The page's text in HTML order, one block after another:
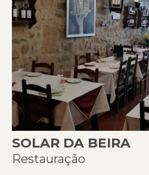
SOLAR DA BEIRA
Restauração